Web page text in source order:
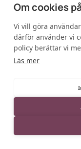
har
Om cookies
Vi vill göra
därför använder vi
policy berättar vi
Läs mer